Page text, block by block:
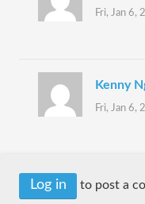
Fri, Jan 6,
Kenny
Fri, Jan 6,
Log in to post a